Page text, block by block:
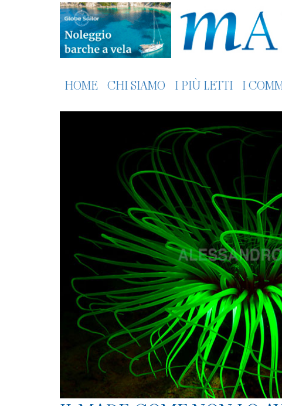
HOME CHI SIAMO I PIÙ LETTI I